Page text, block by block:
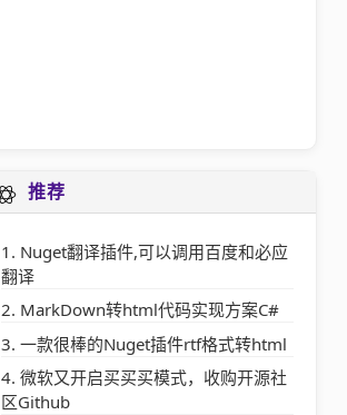
推荐
Nuget翻译插件,可以调用百度和必应
翻译
MarkDown转html代码实现方案C#
一款很棒的Nuget插件rtf格式转html
微软又开启买买买模式，收购开源社
区Github